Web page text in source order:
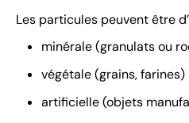
Les particules peuvent être
minérale (granulats ou
végétale (grains, farines)
artificielle (objets